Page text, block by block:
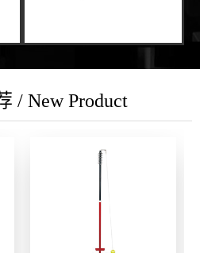
/ New Product